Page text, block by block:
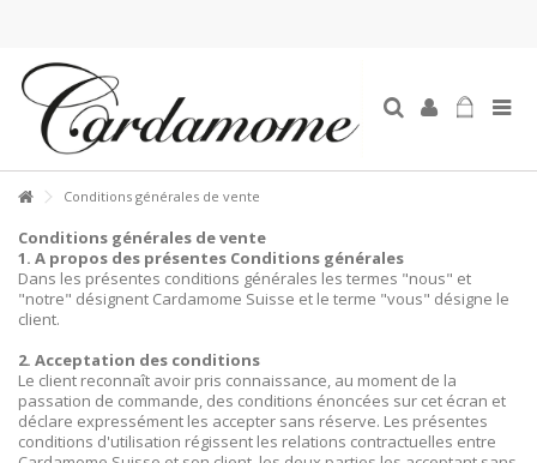
Conditions générales de vente
Conditions générales de vente
1. A propos des présentes Conditions générales
Dans les présentes conditions générales les termes "nous" et
"notre" désignent Cardamome Suisse et le terme "vous" désigne le
client.
2. Acceptation des conditions
Le client reconnaît avoir pris connaissance, au moment de la
passation de commande, des conditions énoncées sur cet écran et
déclare expressément les accepter sans réserve. Les présentes
conditions d'utilisation régissent les relations contractuelles entre